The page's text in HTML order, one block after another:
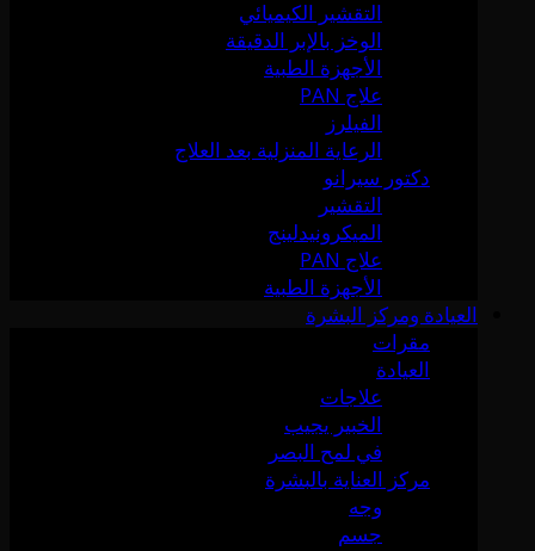
التقشير الكيميائي
الوخز بالإبر الدقيقة
الأجهزة الطبية
علاج PAN
الفيلرز
الرعاية المنزلية بعد العلاج
دكتور سيرانو
التقشير
الميكرونيدلينج
علاج PAN
الأجهزة الطبية
العيادة ومركز البشرة
مقرات
العيادة
علاجات
الخبير يجيب
في لمح البصر
مركز العناية بالبشرة
وجه
جسم